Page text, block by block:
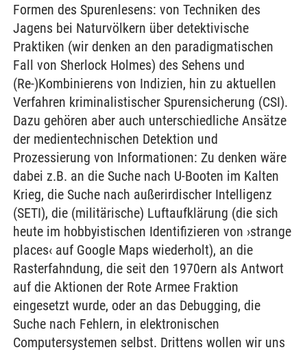
Formen des Spurenlesens: von Techniken des
Jagens bei Naturvölkern über detektivische
Praktiken (wir denken an den paradigmatischen
Fall von Sherlock Holmes) des Sehens und
(Re-)Kombinierens von Indizien, hin zu aktuellen
Verfahren kriminalistischer Spurensicherung (CSI).
Dazu gehören aber auch unterschiedliche Ansätze
der medientechnischen Detektion und
Prozessierung von Informationen: Zu denken wäre
dabei z.B. an die Suche nach U-Booten im Kalten
Krieg, die Suche nach außerirdischer Intelligenz
(SETI), die (militärische) Luftaufklärung (die sich
heute im hobbyistischen Identifizieren von ›strange
places‹ auf Google Maps wiederholt), an die
Rasterfahndung, die seit den 1970ern als Antwort
auf die Aktionen der Rote Armee Fraktion
eingesetzt wurde, oder an das Debugging, die
Suche nach Fehlern, in elektronischen
Computersystemen selbst. Drittens wollen wir uns